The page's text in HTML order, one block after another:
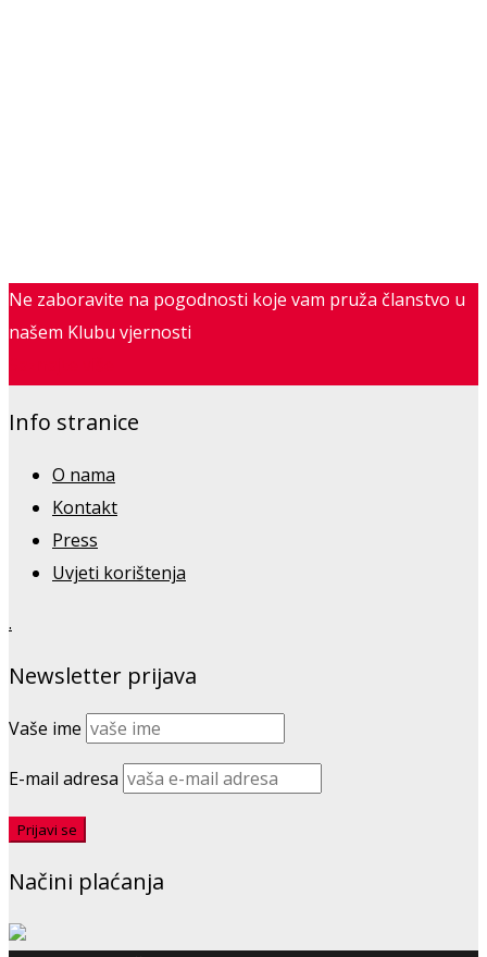
Ne zaboravite na pogodnosti koje vam pruža članstvo u
našem Klubu vjernosti
Info stranice
O nama
Kontakt
Press
Uvjeti korištenja
.
Newsletter prijava
Vaše ime
E-mail adresa
Načini plaćanja